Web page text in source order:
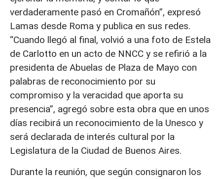
verdaderamente pasó en Cromañón”, expresó
Lamas desde Roma y publica en sus redes.
“Cuando llegó al final, volvió a una foto de Estela
de Carlotto en un acto de NNCC y se refirió a la
presidenta de Abuelas de Plaza de Mayo con
palabras de reconocimiento por su
compromiso y la veracidad que aporta su
presencia”, agregó sobre esta obra que en unos
días recibirá un reconocimiento de la Unesco y
será declarada de interés cultural por la
Legislatura de la Ciudad de Buenos Aires.
Durante la reunión, que según consignaron los